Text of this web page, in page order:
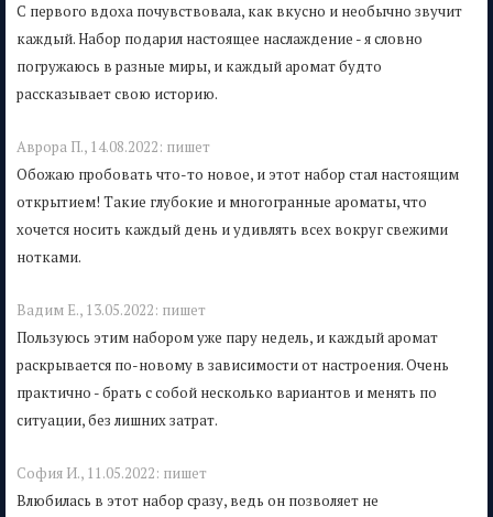
С первого вдоха почувствовала, как вкусно и необычно звучит
каждый. Набор подарил настоящее наслаждение - я словно
погружаюсь в разные миры, и каждый аромат будто
рассказывает свою историю.
Аврора П., 14.08.2022: пишет
Обожаю пробовать что-то новое, и этот набор стал настоящим
открытием! Такие глубокие и многогранные ароматы, что
хочется носить каждый день и удивлять всех вокруг свежими
нотками.
Вадим Е., 13.05.2022: пишет
Пользуюсь этим набором уже пару недель, и каждый аромат
раскрывается по-новому в зависимости от настроения. Очень
практично - брать с собой несколько вариантов и менять по
ситуации, без лишних затрат.
София И., 11.05.2022: пишет
Влюбилась в этот набор сразу, ведь он позволяет не